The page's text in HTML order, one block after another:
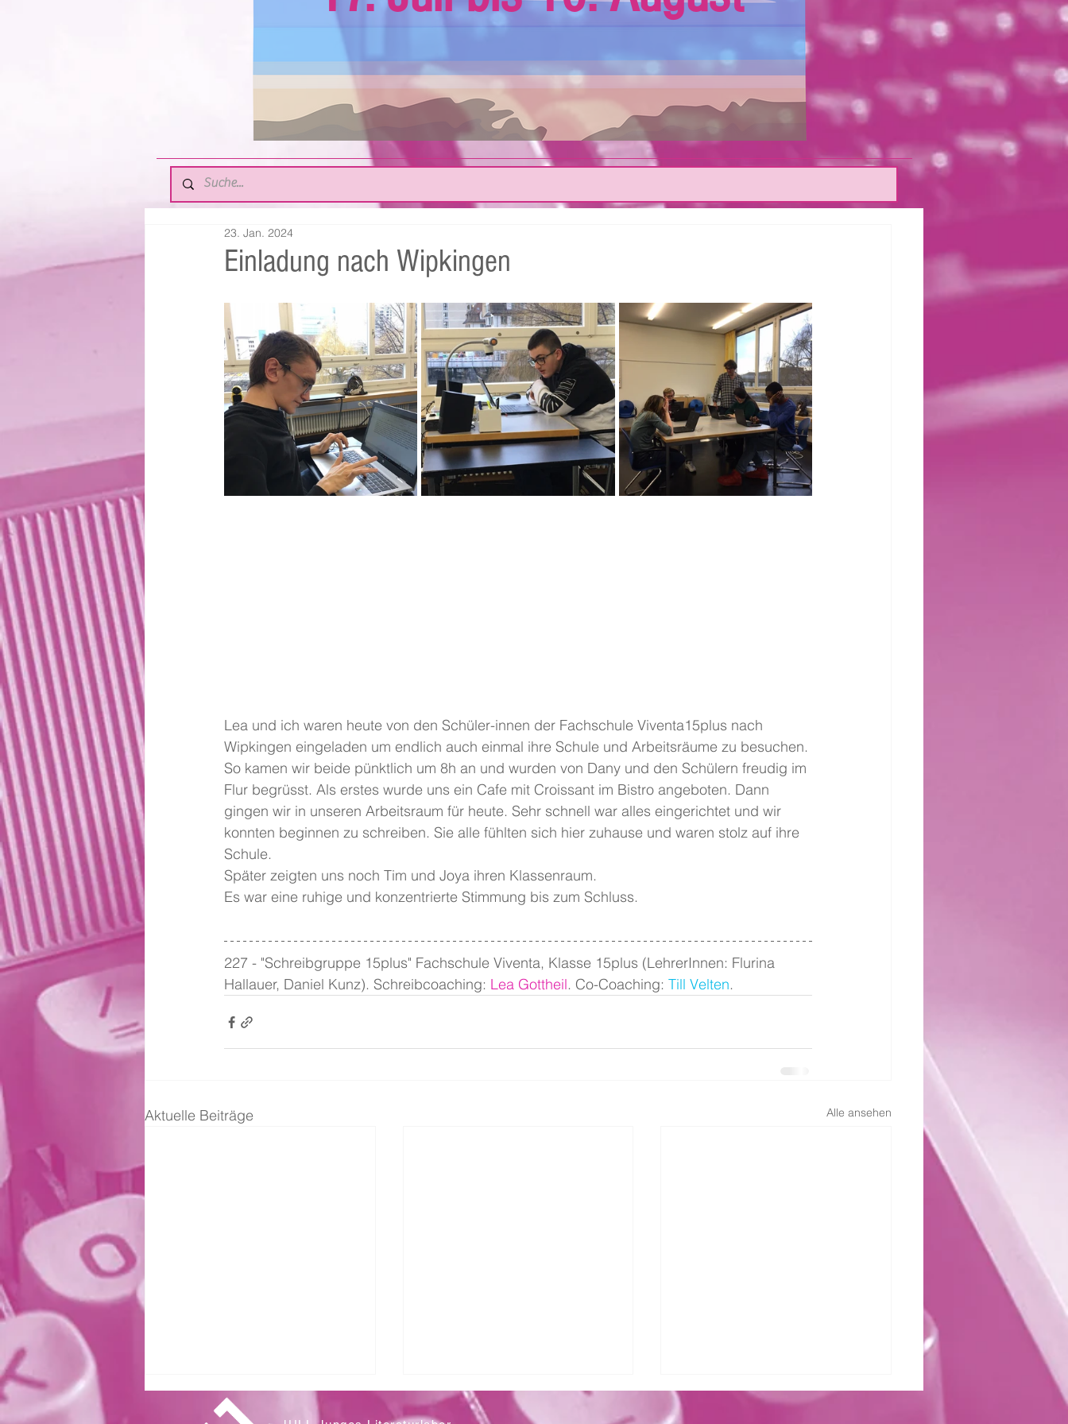
Einladung nach Wipkingen
23. Jan. 2024
Lea und ich waren heute von den Schüler-innen der Fachschule Viventa15plus nach
Wipkingen eingeladen um endlich auch einmal ihre Schule und Arbeitsräume zu besuchen.
So kamen wir beide pünktlich um 8h an und wurden von Dany und den Schülern freudig im
Flur begrüsst. Als erstes wurde uns ein Cafe mit Croissant im Bistro angeboten. Dann
gingen wir in unseren Arbeitsraum für heute. Sehr schnell war alles eingerichtet und wir
konnten beginnen zu schreiben. Sie alle fühlten sich hier zuhause und waren stolz auf ihre
Schule.
Später zeigten uns noch Tim und Joya ihren Klassenraum.
Es war eine ruhige und konzentrierte Stimmung bis zum Schluss.
227 - "Schreibgruppe 15plus" Fachschule Viventa, Klasse 15plus (LehrerInnen: Flurina
Hallauer, Daniel Kunz). Schreibcoaching: Lea Gottheil. Co-Coaching: Till Velten.
Aktuelle Beiträge Alle ansehen